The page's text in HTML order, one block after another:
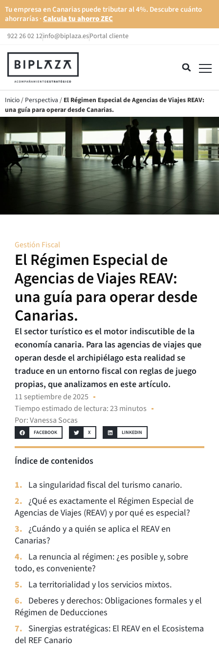
Tu empresa en Canarias puede tributar al 4%. Descubre cuánto
ahorrarías ·Calcula tu ahorro ZEC
922 26 02 12info@biplaza.esPortal cliente
Inicio/ Perspectiva / El Régimen Especial de Agencias de Viajes REAV:
una guía para operar desde Canarias.
Gestión Fiscal
El Régimen Especial de
Agencias de Viajes REAV:
una guía para operar desde
Canarias.
El sector turístico es el motor indiscutible de la
economía canaria. Para las agencias de viajes que
operan desde el archipiélago esta realidad se
traduce en un entorno fiscal con reglas de juego
propias, que analizamos en este artículo.
11 septiembre de 2025
Tiempo estimado de lectura: 23 minutos
Por:Vanessa Socas
FACEBOOK X LINKEDIN
Índice de contenidos
La singularidad fiscal del turismo canario.
¿Qué es exactamente el Régimen Especial de
Agencias de Viajes (REAV) y por qué es especial?
¿Cuándo y a quién se aplica el REAV en
Canarias?
La renuncia al régimen: ¿es posible y, sobre
todo, es conveniente?
La territorialidad y los servicios mixtos.
Deberes y derechos: Obligaciones formales y el
Régimen de Deducciones
Sinergias estratégicas: El REAV en el Ecosistema
del REF Canario